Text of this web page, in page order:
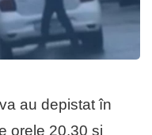
au depistat în
orele 20.30 și